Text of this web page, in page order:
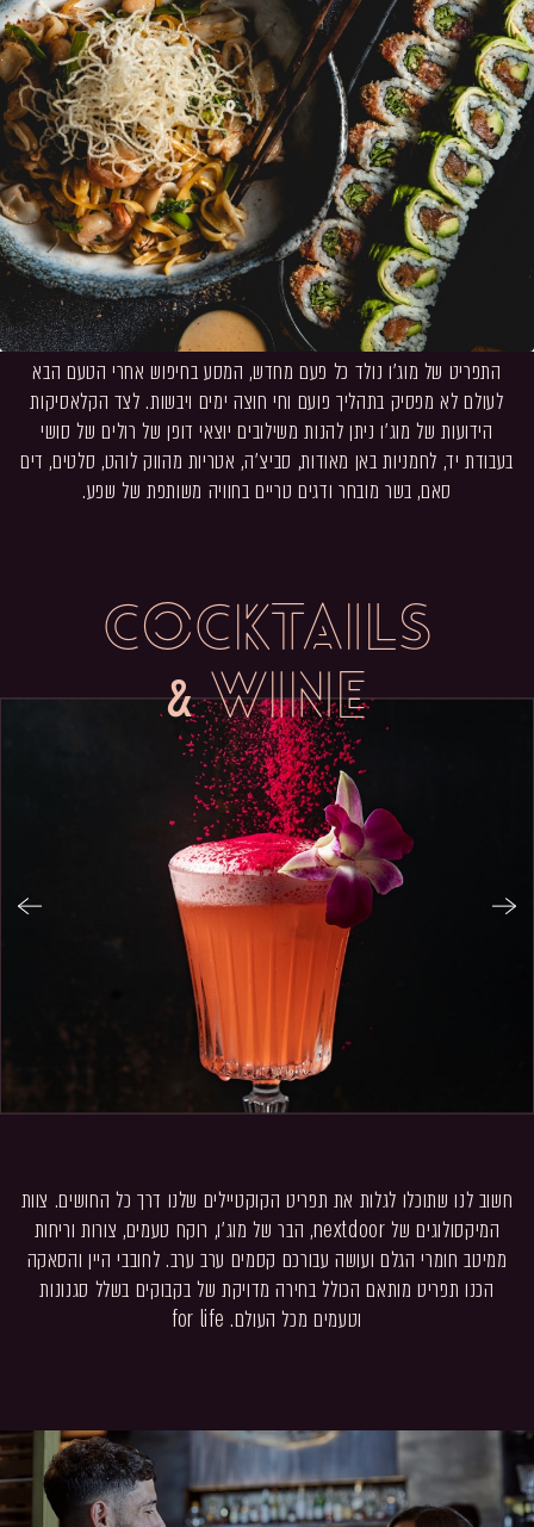
התפריט של מוג׳ו נולד כל פעם מחדש, המסע בחיפוש אחרי הטעם הבא
לעולם לא מפסיק בתהליך פועם וחי חוצה ימים ויבשות. לצד הקלאסיקות
הידועות של מוג׳ו ניתן להנות משילובים יוצאי דופן של רולים של סושי
בעבודת יד, לחמניות באן מאודות, סביצ׳ה, אטריות מהווק לוהט, סלטים, דים
סאם, בשר מובחר ודגים טריים בחוויה משותפת של שפע.
COCKTAILS
& WINE
חשוב לנו שתוכלו לגלות את תפריט הקוקטיילים שלנו דרך כל החושים. צוות
המיקסולוגים של nextdoor, הבר של מוג׳ו, רוקח טעמים, צורות וריחות
ממיטב חומרי הגלם ועושה עבורכם קסמים ערב ערב. לחובבי היין והסאקה
הכנו תפריט מותאם הכולל בחירה מדויקת של בקבוקים בשלל סגנונות
וטעמים מכל העולם. for life